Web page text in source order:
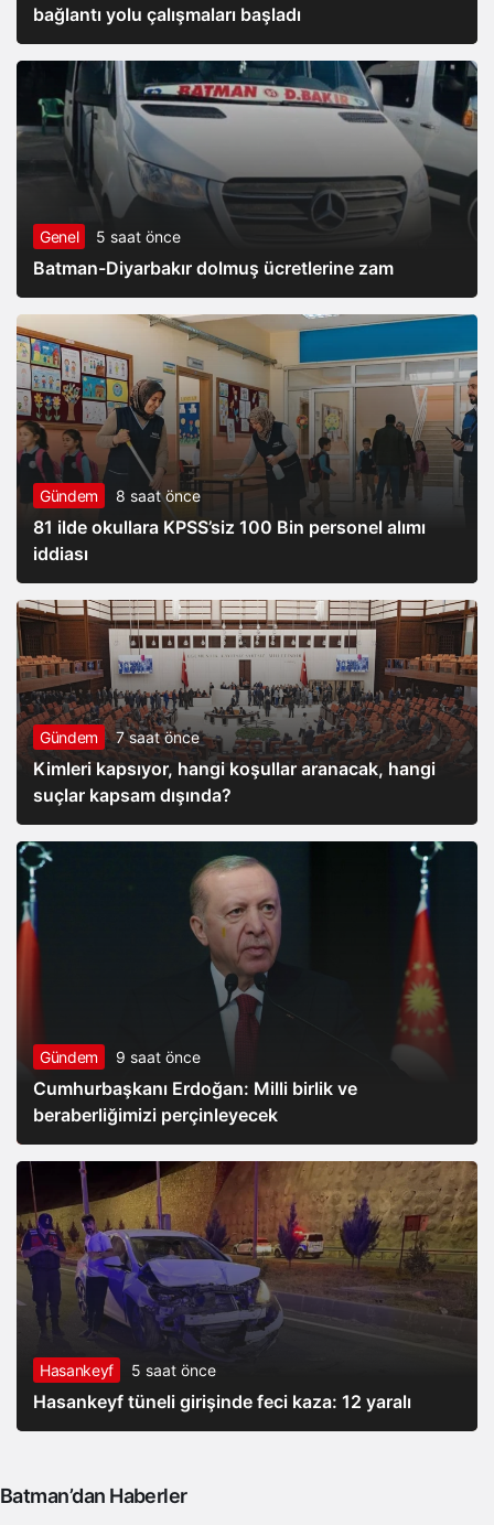
bağlantı yolu çalışmaları başladı
Genel 5 saat önce
Batman-Diyarbakır dolmuş ücretlerine zam
Gündem 8 saat önce
81 ilde okullara KPSS’siz 100 Bin personel alımı
iddiası
Gündem 7 saat önce
Kimleri kapsıyor, hangi koşullar aranacak, hangi
suçlar kapsam dışında?
Gündem 9 saat önce
Cumhurbaşkanı Erdoğan: Milli birlik ve
beraberliğimizi perçinleyecek
Hasankeyf 5 saat önce
Hasankeyf tüneli girişinde feci kaza: 12 yaralı
Batman’dan Haberler